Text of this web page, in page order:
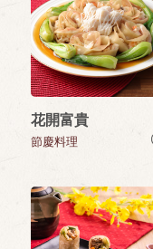
花開富貴
節慶料理